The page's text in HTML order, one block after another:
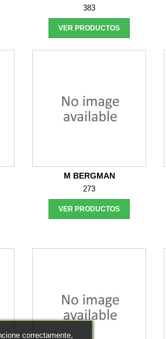
383
VER PRODUCTOS
M BERGMAN
273
VER PRODUCTOS
correctamente,